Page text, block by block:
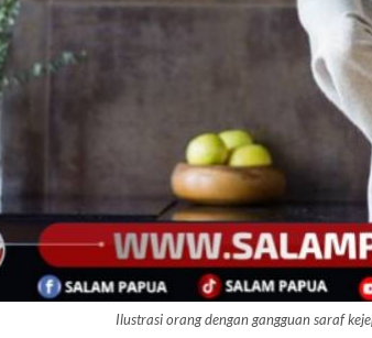
Ilustrasi orang dengan gangguan saraf